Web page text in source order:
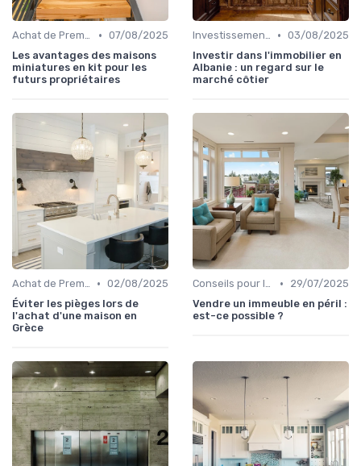
Achat de Première Maison • 07/08/2025
Les avantages des maisons
miniatures en kit pour les
futurs propriétaires
Investissement dans l'Immobilier Secondaire • 03/08/2025
Investir dans l'immobilier en
Albanie : un regard sur le
marché côtier
Achat de Première Maison • 02/08/2025
Éviter les pièges lors de
l'achat d'une maison en
Grèce
Conseils pour la Vente de Biens •
29/07/2025
Vendre un immeuble en péril :
est-ce possible ?